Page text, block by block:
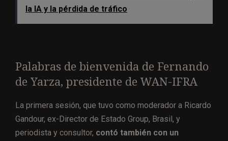
la IA y la pérdida de tráfico
Palabras de bienvenida de Fernando
de Yarza, presidente de WAN-IFRA
La primera sesión, que tuvo como moderador a Ricardo
Gandour, ex-Director de Estado Group, Brasil, y
periodista y consultor, contó también con un